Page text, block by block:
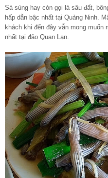
Sá sùng hay còn gọi là sâu đất,
hấp dẫn bậc nhất tại Quảng Ninh.
khách khi đến đây vẫn mong
nhất tại đảo Quan Lạn.